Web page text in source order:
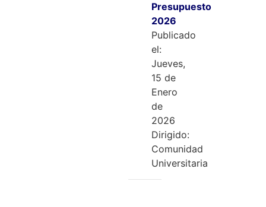
Presupuesto
2026
Publicado
el:
Jueves,
15 de
Enero
de
2026
Dirigido:
Comunidad
Universitaria